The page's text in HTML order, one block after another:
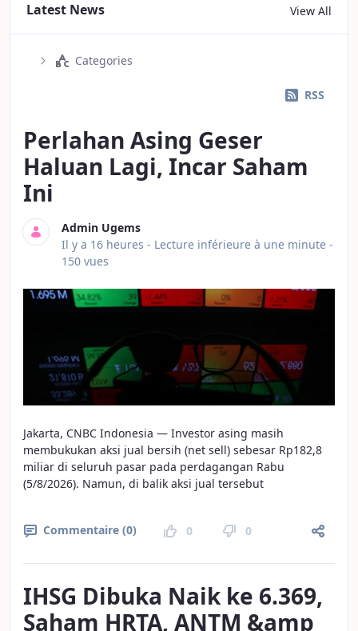
Latest News View All
Categories
RSS
Perlahan Asing Geser
Haluan Lagi, Incar Saham
Ini
Admin Ugems
Date de publication
Il y a 16 heures - Lecture inférieure à une minute -
150 vues
Jakarta, CNBC Indonesia — Investor asing masih
membukukan aksi jual bersih (net sell) sebesar Rp182,8
miliar di seluruh pasar pada perdagangan Rabu
(5/8/2026). Namun, di balik aksi jual tersebut
Commentaire (0) 0 0
IHSG Dibuka Naik ke 6.369,
Saham HRTA, ANTM &amp